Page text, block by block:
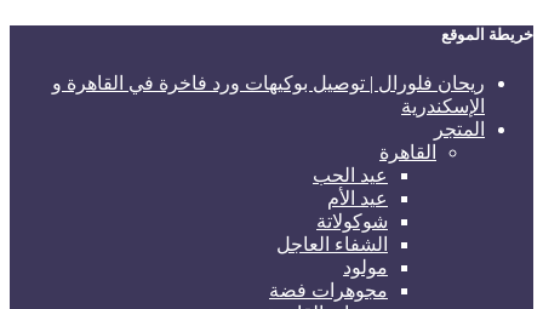
خريطة الموقع
ريحان فلورال | توصيل بوكيهات ورد فاخرة في القاهرة و
الإسكندرية
المتجر
القاهرة
عيد الحب
عيد الأم
شوكولاتة
الشفاء العاجل
مولود
مجوهرات فضة